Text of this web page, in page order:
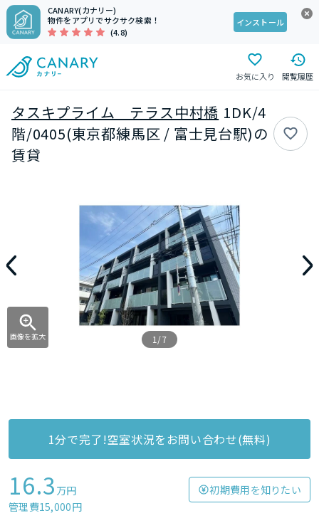
CANARY(カナリー)
物件をアプリでサクサク検索！
(4.8)
インストール
お気に入り 閲覧履歴
タスキプライム テラス中村橋 1DK/4
階/0405(東京都練馬区 / 富士見台駅)の
賃貸
画像を拡大 1/7
1分で完了!空室状況をお問い合わせ(無料)
16.3 万円
管理費15,000円
初期費用を知りたい